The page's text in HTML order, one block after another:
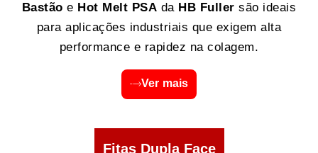
Bastão e Hot Melt PSA da HB Fuller são ideais
para aplicações industriais que exigem alta
performance e rapidez na colagem.
Ver mais
Fitas Dupla Face